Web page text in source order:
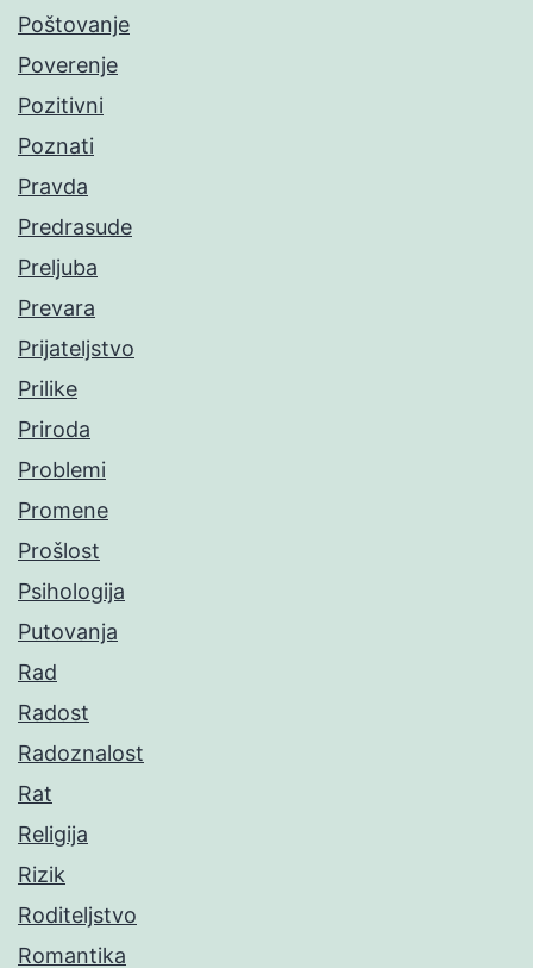
Poštovanje
Poverenje
Pozitivni
Poznati
Pravda
Predrasude
Preljuba
Prevara
Prijateljstvo
Prilike
Priroda
Problemi
Promene
Prošlost
Psihologija
Putovanja
Rad
Radost
Radoznalost
Rat
Religija
Rizik
Roditeljstvo
Romantika